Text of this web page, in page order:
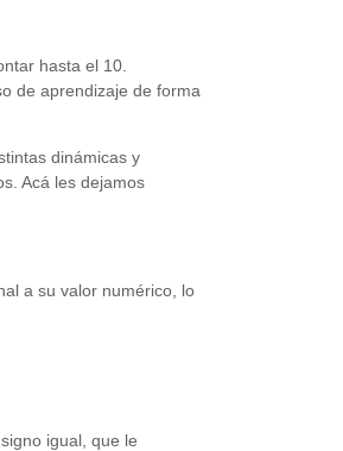
hasta el 10.
de aprendizaje de forma
dinámicas y
Acá les dejamos
a su valor numérico, lo
igual, que le